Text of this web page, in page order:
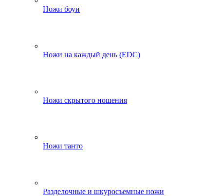
Ножи боуи
Ножи на каждый день (EDC)
Ножи скрытого ношения
Ножи танто
Разделочные и шкуросъемные ножи